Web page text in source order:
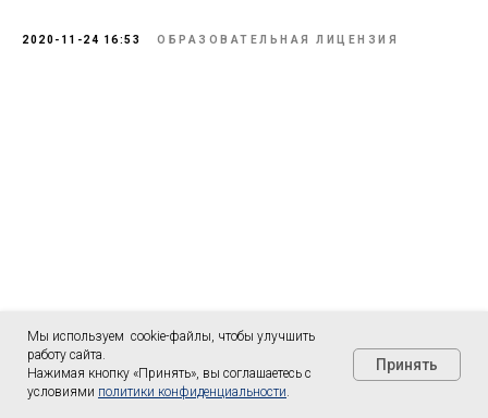
2020-11-24 16:53 ОБРАЗОВАТЕЛЬНАЯ ЛИЦЕНЗИЯ
Мы используем cookie-файлы, чтобы улучшить
работу сайта.
Нажимая кнопку «Принять», вы соглашаетесь с
условиями политики конфиденциальности.
Принять